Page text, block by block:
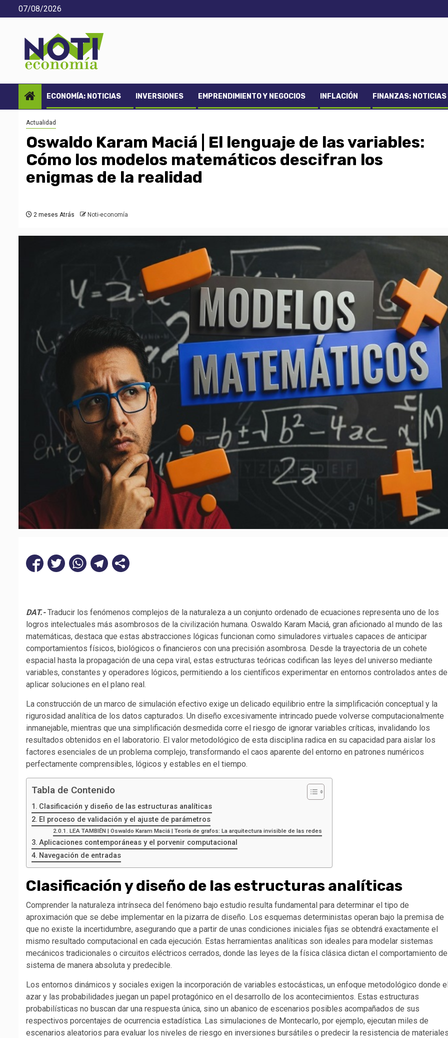
Saltar
al
07/08/2026
ECONOMÍA: NOTICIAS INVERSIONES EMPRENDIMIENTO Y NEGOCIOS INFLACIÓN FINANZAS:
Actualidad
Oswaldo Karam Maciá | El lenguaje de las variables:
Cómo los modelos matemáticos descifran los
enigmas de la realidad
2 meses Atrás Noti-economía
DAT.-Traducir los fenómenos complejos de la naturaleza a un conjunto ordenado de ecuaciones representa uno de los
logros intelectuales más asombrosos de la civilización humana. Oswaldo Karam Maciá, gran aficionado al mundo de las
matemáticas, destaca que estas abstracciones lógicas funcionan como simuladores virtuales capaces de anticipar
comportamientos físicos, biológicos o financieros con una precisión asombrosa. Desde la trayectoria de un cohete
espacial hasta la propagación de una cepa viral, estas estructuras teóricas codifican las leyes del universo mediante
variables, constantes y operadores lógicos, permitiendo a los científicos experimentar en entornos controlados antes de
aplicar soluciones en el plano real.
La construcción de un marco de simulación efectivo exige un delicado equilibrio entre la simplificación conceptual y la
rigurosidad analítica de los datos capturados. Un diseño excesivamente intrincado puede volverse computacionalmente
inmanejable, mientras que una simplificación desmedida corre el riesgo de ignorar variables críticas, invalidando los
resultados obtenidos en el laboratorio. El valor metodológico de esta disciplina radica en su capacidad para aislar los
factores esenciales de un problema complejo, transformando el caos aparente del entorno en patrones numéricos
perfectamente comprensibles, lógicos y estables en el tiempo.
Tabla de Contenido
Clasificación y diseño de las estructuras analíticas
El proceso de validación y el ajuste de parámetros
LEA TAMBIÉN | Oswaldo Karam Maciá | Teoría de grafos: La arquitectura invisible de las redes
Aplicaciones contemporáneas y el porvenir computacional
Navegación de entradas
Clasificación y diseño de las estructuras analíticas
Comprender la naturaleza intrínseca del fenómeno bajo estudio resulta fundamental para determinar el tipo de
aproximación que se debe implementar en la pizarra de diseño. Los esquemas deterministas operan bajo la premisa de
que no existe la incertidumbre, asegurando que a partir de unas condiciones iniciales fijas se obtendrá exactamente el
mismo resultado computacional en cada ejecución. Estas herramientas analíticas son ideales para modelar sistemas
mecánicos tradicionales o circuitos eléctricos cerrados, donde las leyes de la física clásica dictan el comportamiento
sistema de manera absoluta y predecible.
Los entornos dinámicos y sociales exigen la incorporación de variables estocásticas, un enfoque metodológico donde
azar y las probabilidades juegan un papel protagónico en el desarrollo de los acontecimientos. Estas estructuras
probabilísticas no buscan dar una respuesta única, sino un abanico de escenarios posibles acompañados de sus
respectivos porcentajes de ocurrencia estadística. Las simulaciones de Montecarlo, por ejemplo, ejecutan miles de
escenarios aleatorios para evaluar los niveles de riesgo en inversiones bursátiles o predecir la resistencia de